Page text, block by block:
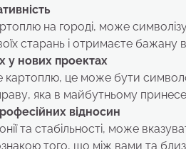
на городі, може
старань і отримаєте бажану
у нових проектах
картоплю, це може бути
яка в майбутньому принесе
відносин
та стабільності, може
того, що між вами та